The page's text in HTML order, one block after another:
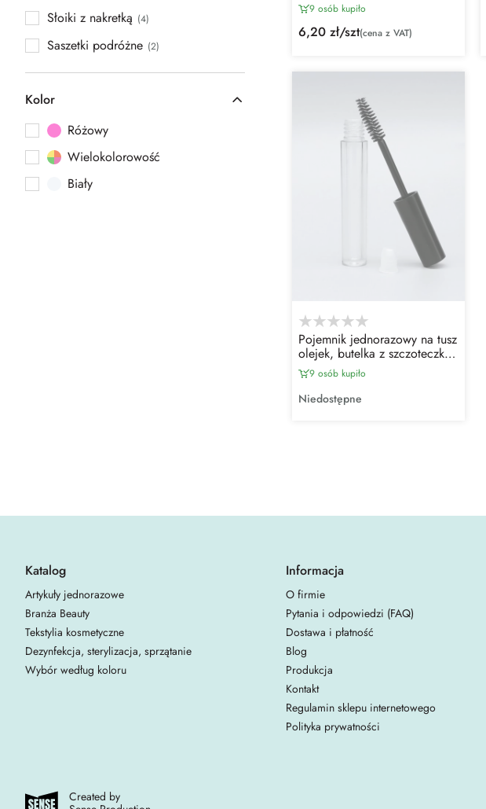
Słoiki z nakretką (4)
Saszetki podróżne (2)
Kolor
Różowy
Wielokolorowość
Biały
9 osób kupiło
6,20 zł/szt(cena z VAT)
Pojemnik jednorazowy na tusz
olejek, butelka z szczoteczką
(10ml)
9 osób kupiło
Niedostępne
Katalog
Artykuły jednorazowe
Branża Beauty
Tekstylia kosmetyczne
Dezynfekcja, sterylizacja, sprzątanie
Wybór według koloru
Informacja
O firmie
Pytania i odpowiedzi (FAQ)
Dostawa i płatność
Blog
Produkcja
Kontakt
Regulamin sklepu internetowego
Polityka prywatności
Created by